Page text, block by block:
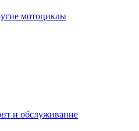
мотоциклы
и обслуживание